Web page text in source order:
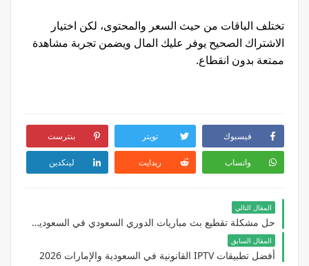
تختلف الباقات من حيث السعر والمحتوى، لكن اختيار
الاشتراك الصحيح يوفر عليك المال ويضمن تجربة مشاهدة
ممتعة بدون انقطاع.
فيسبوك تويتر بنترست
واتساب ريدايت لينكدين
المقال التالي
حل مشكلة تقطيع بث مباريات الدوري السعودي في السعودية والإمارات نهائيًا
المقال السابق
أفضل تطبيقات IPTV القانونية في السعودية والإمارات 2026